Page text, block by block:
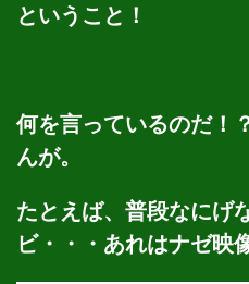
ということ！
何を言っているのだ！
んが。
たとえば、普段なにげ
ビ・・・あれはナゼ映